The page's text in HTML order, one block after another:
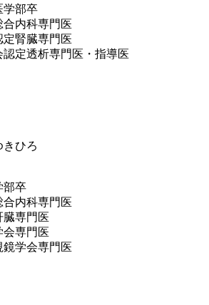
学部卒
合内科専門医
定腎臓専門医
認定透析専門医・指導医
きひろ
部卒
合内科専門医
臓専門医
会専門医
鏡学会専門医